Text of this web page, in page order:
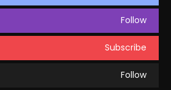
Follow
Subscribe
Follow